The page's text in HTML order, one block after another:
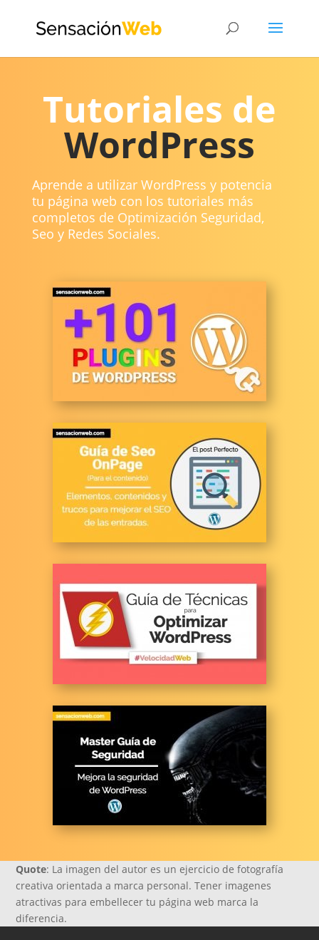
Tutoriales de
WordPress
Aprende a utilizar WordPress y potencia
tu página web con los tutoriales más
completos de Optimización Seguridad,
Seo y Redes Sociales.
Quote: La imagen del autor es un ejercicio de fotografía
creativa orientada a marca personal. Tener imagenes
atractivas para embellecer tu página web marca la
diferencia.